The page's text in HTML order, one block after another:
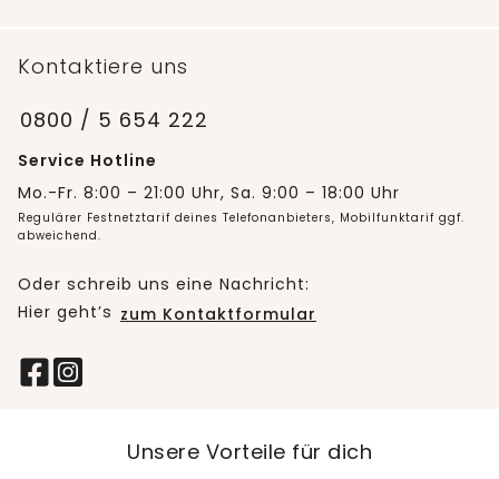
Kontaktiere uns
0800 / 5 654 222
Service Hotline
Mo.-Fr. 8:00 – 21:00 Uhr, Sa. 9:00 – 18:00 Uhr
Regulärer Festnetztarif deines Telefonanbieters, Mobilfunktarif ggf.
abweichend.
Oder schreib uns eine Nachricht:
Hier geht’s zum Kontaktformular
Unsere Vorteile für dich